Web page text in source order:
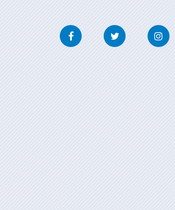
FacebookTwitter